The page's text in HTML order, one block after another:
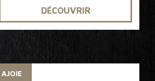
DÉCOUVRIR
AJOIE